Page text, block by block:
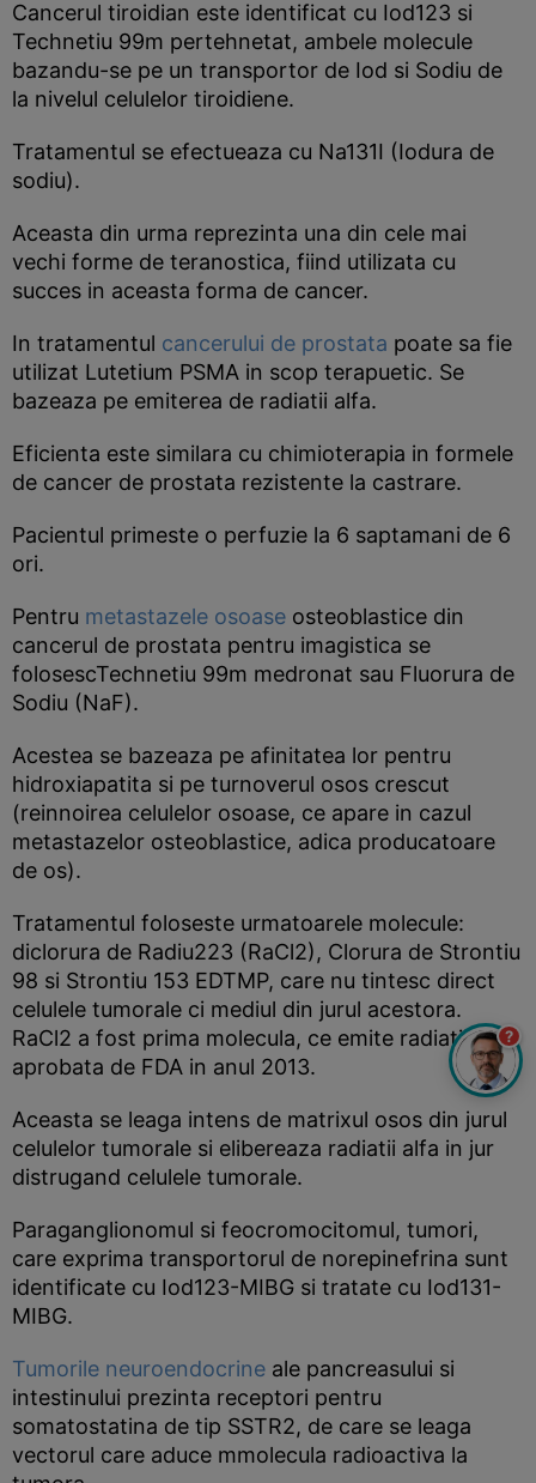
Cancerul tiroidian este identificat cu Iod123 si
Technetiu 99m pertehnetat, ambele molecule
bazandu-se pe un transportor de Iod si Sodiu de
la nivelul celulelor tiroidiene.
Tratamentul se efectueaza cu Na131I (Iodura de
sodiu).
Aceasta din urma reprezinta una din cele mai
vechi forme de teranostica, fiind utilizata cu
succes in aceasta forma de cancer.
In tratamentul cancerului de prostata poate sa fie
utilizat Lutetium PSMA in scop terapuetic. Se
bazeaza pe emiterea de radiatii alfa.
Eficienta este similara cu chimioterapia in formele
de cancer de prostata rezistente la castrare.
Pacientul primeste o perfuzie la 6 saptamani de 6
ori.
Pentru metastazele osoase osteoblastice din
cancerul de prostata pentru imagistica se
folosescTechnetiu 99m medronat sau Fluorura de
Sodiu (NaF).
Acestea se bazeaza pe afinitatea lor pentru
hidroxiapatita si pe turnoverul osos crescut
(reinnoirea celulelor osoase, ce apare in cazul
metastazelor osteoblastice, adica producatoare
de os).
Tratamentul foloseste urmatoarele molecule:
diclorura de Radiu223 (RaCl2), Clorura de Strontiu
98 si Strontiu 153 EDTMP, care nu tintesc direct
celulele tumorale ci mediul din jurul acestora.
RaCl2 a fost prima molecula, ce emite radiatii alfa
aprobata de FDA in anul 2013.
Aceasta se leaga intens de matrixul osos din jurul
celulelor tumorale si elibereaza radiatii alfa in jur
distrugand celulele tumorale.
Paraganglionomul si feocromocitomul, tumori,
care exprima transportorul de norepinefrina sunt
identificate cu Iod123-MIBG si tratate cu Iod131-
MIBG.
Tumorile neuroendocrine ale pancreasului si
intestinului prezinta receptori pentru
somatostatina de tip SSTR2, de care se leaga
vectorul care aduce mmolecula radioactiva la
?